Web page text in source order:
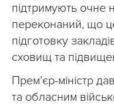
підтримують очне
переконаний, що
підготовку
сховищ та
Прем’єр-міністр
та обласним